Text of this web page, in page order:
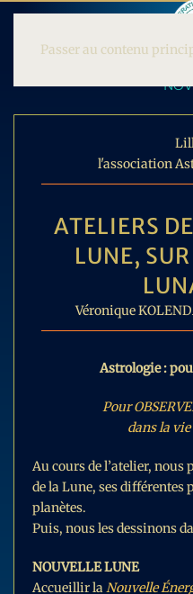
Passer au contenu
l'association
ATELIERS
LUNE,
Véronique
Astrologie :
Pour
dans la
Au cours de l’atelier, nous
de la Lune, ses différentes
planètes.
Puis, nous les dessinons
NOUVELLE LUNE
Accueillir laNouvelle